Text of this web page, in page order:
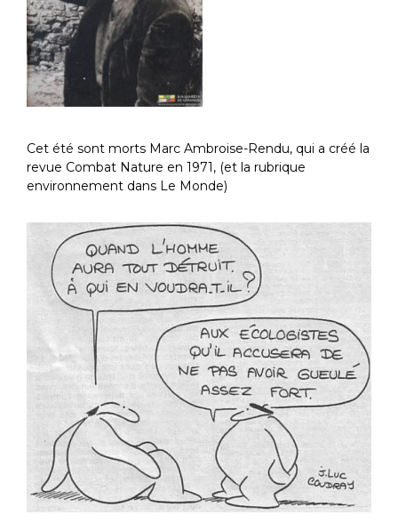
Cet été sont morts Marc Ambroise-Rendu, qui a créé la
revue Combat Nature en 1971, (et la rubrique
environnement dans Le Monde)